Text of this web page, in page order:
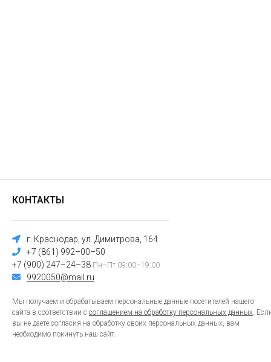
КОНТАКТЫ
г. Краснодар, ул. Димитрова, 164
+7 (861) 992–00–50
+7 (900) 247–24–38 Пн–Пт 09:00–19:00
9920050@mail.ru
Мы получаем и обрабатываем персональные данные посетителей нашего
сайта в соответствии с соглашением на обработку персональных данных.
вы не даете согласия на обработку своих персональных данных, вам
необходимо покинуть наш сайт.